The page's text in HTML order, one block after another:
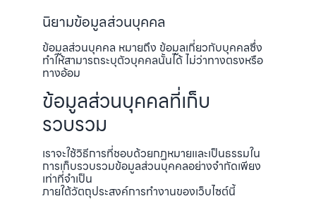
นิยามข้อมูลส่วนบุคคล
ข้อมูลส่วนบุคคล หมายถึง ข้อมูลเกี่ยวกับบุคคลซึ่ง
ทำให้สามารถระบุตัวบุคคลนั้นได้ ไม่ว่าทางตรงหรือ
ทางอ้อม
ข้อมูลส่วนบุคคลที่เก็บ
รวบรวม
เราจะใช้วิธีการที่ชอบด้วยกฏหมายและเป็นธรรมใน
การเก็บรวบรวมข้อมูลส่วนบุคคลอย่างจำกัดเพียง
เท่าที่จำเป็น
ภายใต้วัตถุประสงค์การทำงานของเว็บไซต์นี้